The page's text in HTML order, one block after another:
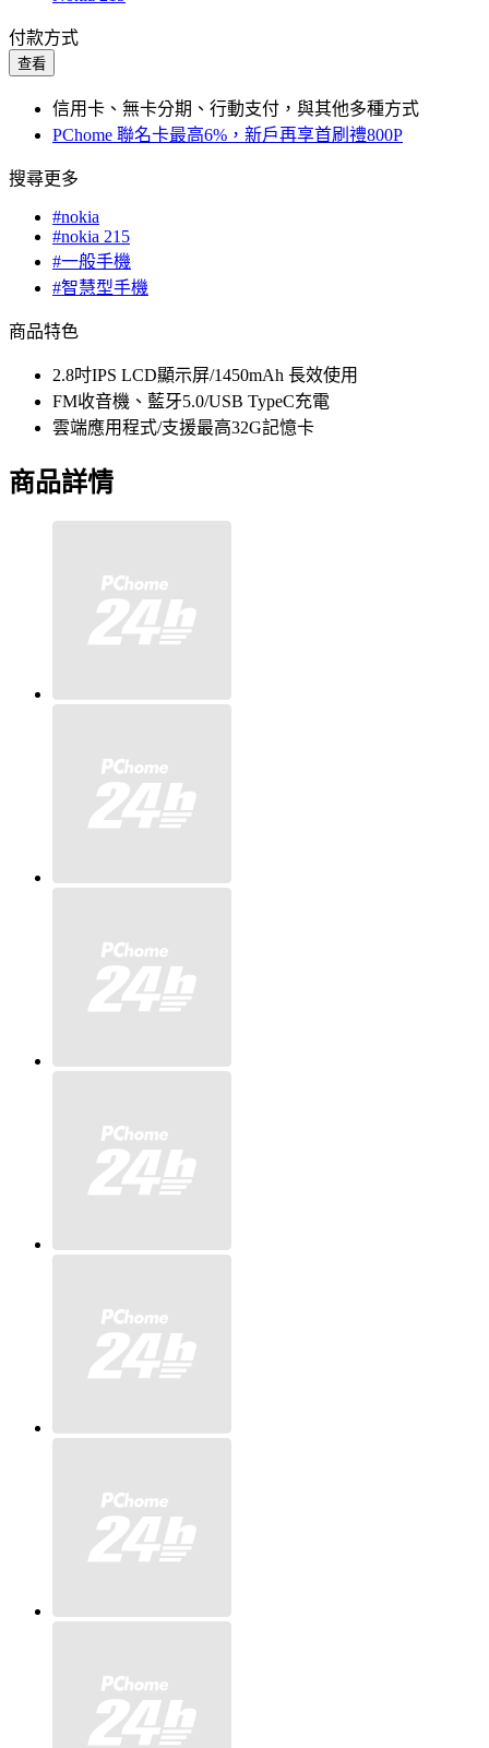
付款方式
查看
信用卡、無卡分期、行動支付，與其他多種方式
PChome 聯名卡最高6%，新戶再享首刷禮800P
搜尋更多
#nokia
#nokia 215
#一般手機
#智慧型手機
商品特色
2.8吋IPS LCD顯示屏/1450mAh 長效使用
FM收音機、藍牙5.0/USB TypeC充電
雲端應用程式/支援最高32G記憶卡
商品詳情